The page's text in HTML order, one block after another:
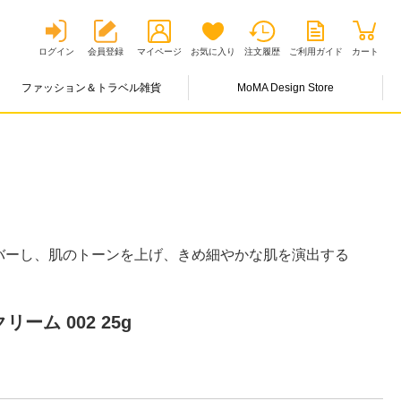
ログイン 会員登録 マイページ お気に入り 注文履歴 ご利用ガイド カート
ファッション＆トラベル雑貨 MoMA Design Store
ーし、肌のトーンを上げ、きめ細やかな肌を演出する
リーム 002 25g